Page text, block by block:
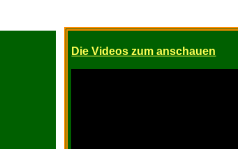
Die Videos zum anschauen